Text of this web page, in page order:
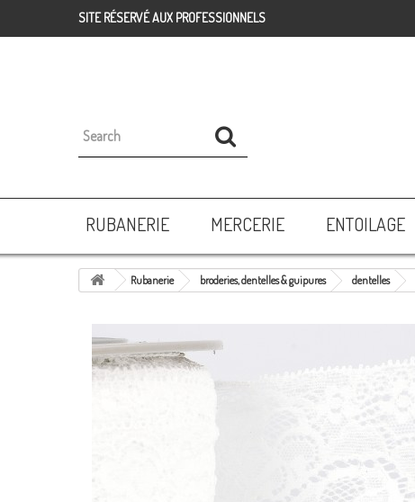
SITE RÉSERVÉ AUX PROFESSIONNELS
RUBANERIE MERCERIE ENTOILAGE
Rubanerie broderies, dentelles & guipures dentelles